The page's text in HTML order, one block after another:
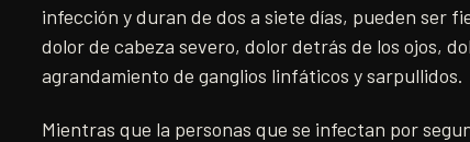
infección y duran de dos a siete días, pueden ser
dolor de cabeza severo, dolor detrás de los ojos,
agrandamiento de ganglios linfáticos y sarpullidos.
Mientras que la personas que se infectan por